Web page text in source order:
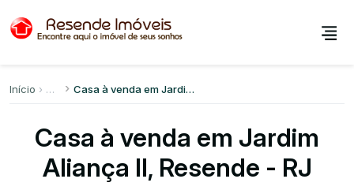
Início Casa à venda em Jardim Aliança II
Casa à venda em Jardim
Aliança II, Resende - RJ